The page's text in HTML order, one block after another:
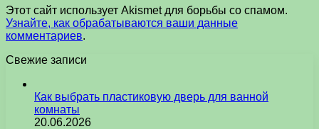
Этот сайт использует Akismet для борьбы со спамом.
Узнайте, как обрабатываются ваши данные
комментариев.
Свежие записи
Как выбрать пластиковую дверь для ванной
комнаты
20.06.2026